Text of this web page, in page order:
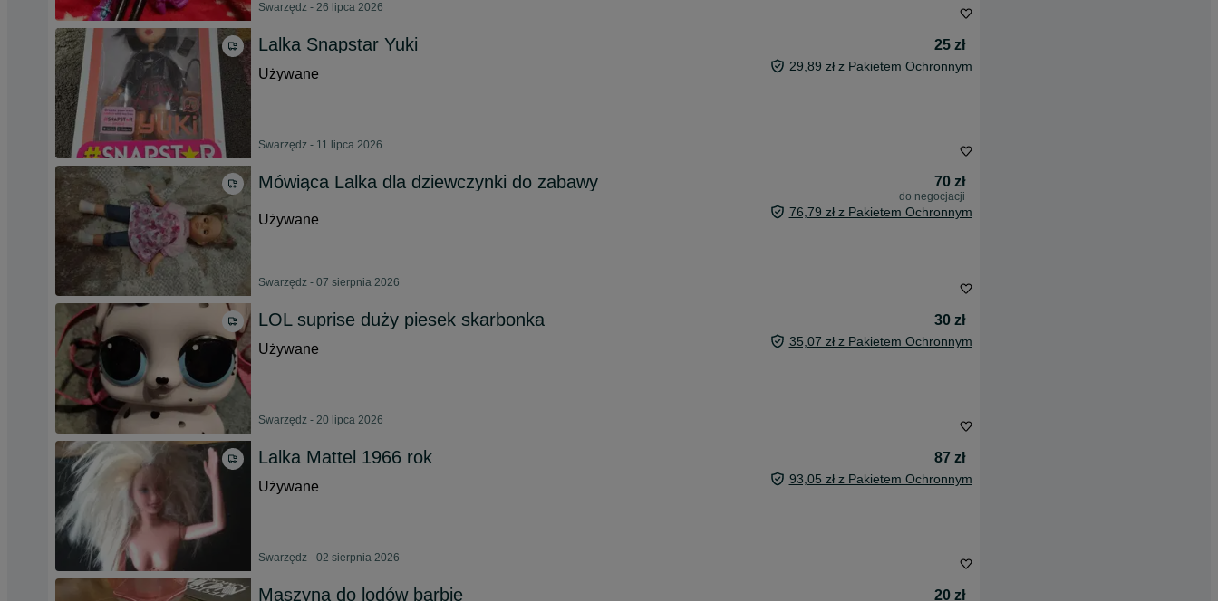
Swarzędz - 26 lipca 2026
Lalka Snapstar Yuki
25 zł
Używane
29,89 zł z Pakietem Ochronnym
Swarzędz - 11 lipca 2026
Mówiąca Lalka dla dziewczynki do zabawy 70 zł
do negocjacji
Używane 76,79 zł z Pakietem Ochronnym
Swarzędz - 07 sierpnia 2026
LOL suprise duży piesek skarbonka
30 zł
Używane
35,07 zł z Pakietem Ochronnym
Swarzędz - 20 lipca 2026
Lalka Mattel 1966 rok
87 zł
Używane
93,05 zł z Pakietem Ochronnym
Swarzędz - 02 sierpnia 2026
Maszyna do lodów barbie 20 zł